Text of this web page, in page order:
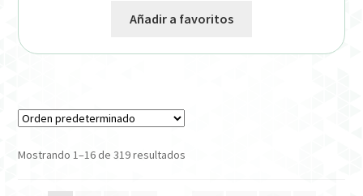
Añadir a favoritos
Mostrando 1–16 de 319 resultados